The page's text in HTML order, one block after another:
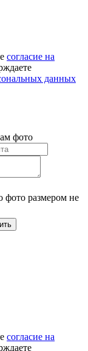
согласие на
данных
фото
фото размером не
согласие на